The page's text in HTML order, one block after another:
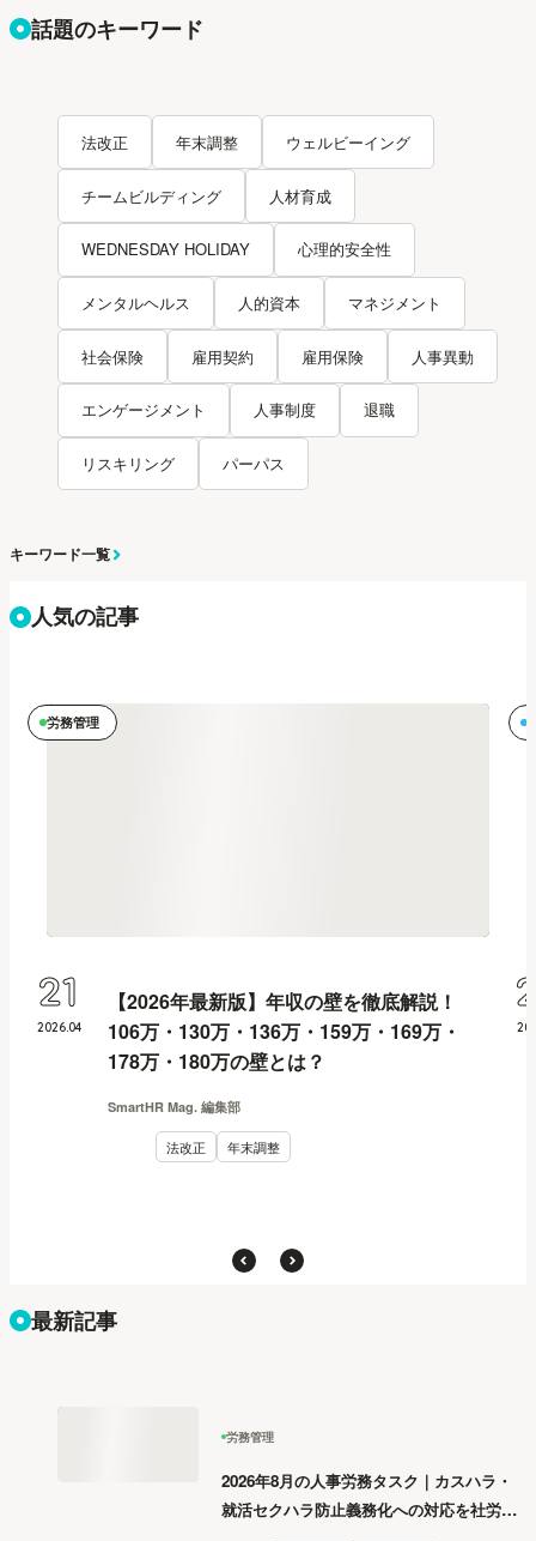
話題のキーワード
法改正 年末調整 ウェルビーイング
チームビルディング 人材育成
WEDNESDAY HOLIDAY 心理的安全性
メンタルヘルス 人的資本 マネジメント
社会保険 雇用契約 雇用保険 人事異動
エンゲージメント 人事制度 退職
リスキリング パーパス
キーワード一覧
人気の記事
労務管理
【2026年最新版】年収の壁を徹底解説！
106万・130万・136万・159万・169万・
178万・180万の壁とは？
SmartHR Mag. 編集部
法改正 年末調整
2026.04
21
最新記事
労務管理
2026年8月の人事労務タスク｜カスハラ・
就活セクハラ防止義務化への対応を社労士